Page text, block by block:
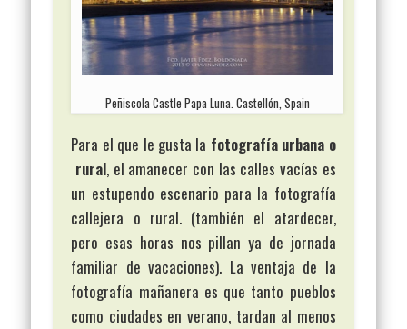
Peñiscola Castle Papa Luna. Castellón, Spain
Para el que le gusta la fotografía urbana o
rural, el amanecer con las calles vacías es
un estupendo escenario para la fotografía
callejera o rural. (también el atardecer,
pero esas horas nos pillan ya de jornada
familiar de vacaciones). La ventaja de la
fotografía mañanera es que tanto pueblos
como ciudades en verano, tardan al menos